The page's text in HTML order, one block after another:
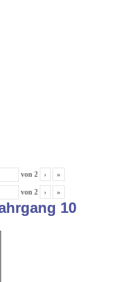
von 2 › »
von 2 › »
10